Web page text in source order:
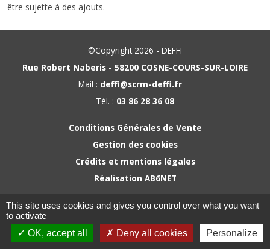
être sujette à des ajouts.
©Copyright 2026 - DEFFI
Rue Robert Naberis - 58200 COSNE-COURS-SUR-LOIRE
Mail : deffi@scrm-deffi.fr
Tél. : 03 86 28 36 08
Conditions Générales de Vente
Gestion des cookies
Crédits et mentions légales
Réalisation AB6NET
This site uses cookies and gives you control over what you want
to activate
OK, accept all
Deny all cookies Personalize